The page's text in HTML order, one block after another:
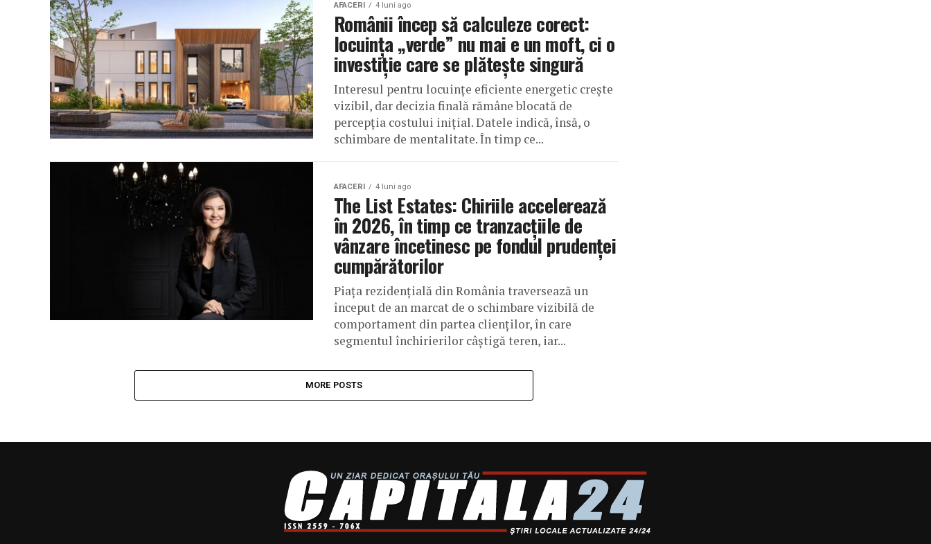
AFACERI 4 luni ago
Românii încep să calculeze corect:
locuința „verde” nu mai e un moft, ci o
investiție care se plătește singură
Interesul pentru locuințe eficiente energetic crește
vizibil, dar decizia finală rămâne blocată de
percepția costului inițial. Datele indică, însă, o
schimbare de mentalitate. În timp ce...
AFACERI 4 luni ago
The List Estates: Chiriile accelerează
în 2026, în timp ce tranzacțiile de
vânzare încetinesc pe fondul prudenței
cumpărătorilor
Piața rezidențială din România traversează un
început de an marcat de o schimbare vizibilă de
comportament din partea clienților, în care
segmentul închirierilor câștigă teren, iar...
MORE POSTS